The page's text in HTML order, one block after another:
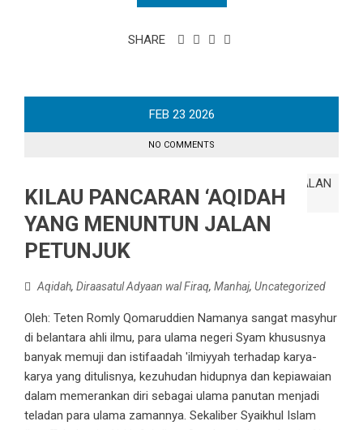
SHARE
FEB 23 2026
NO COMMENTS
KILAU PANCARAN ‘AQIDAH
YANG MENUNTUN JALAN
PETUNJUK
Aqidah, Diraasatul Adyaan wal Firaq, Manhaj, Uncategorized
Oleh: Teten Romly Qomaruddien Namanya sangat masyhur
di belantara ahli ilmu, para ulama negeri Syam khususnya
banyak memuji dan istifaadah 'ilmiyyah terhadap karya-
karya yang ditulisnya, kezuhudan hidupnya dan kepiawaian
dalam memerankan diri sebagai ulama panutan menjadi
teladan para ulama zamannya. Sekaliber Syaikhul Islam